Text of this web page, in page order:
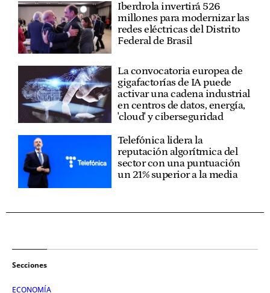
Iberdrola invertirá 526
millones para modernizar las
redes eléctricas del Distrito
Federal de Brasil
La convocatoria europea de
gigafactorías de IA puede
activar una cadena industrial
en centros de datos, energía,
'cloud' y ciberseguridad
Telefónica lidera la
reputación algorítmica del
sector con una puntuación
un 21% superior a la media
Secciones
ECONOMÍA